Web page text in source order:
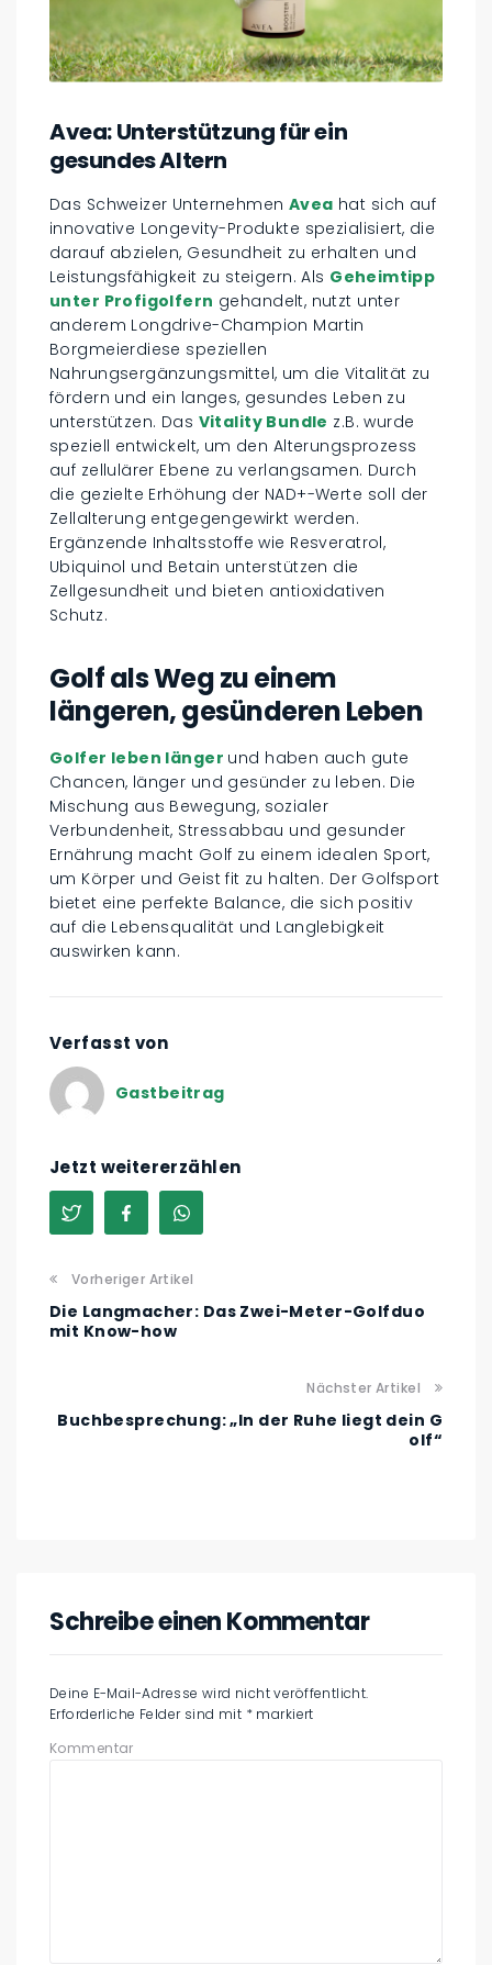
Avea: Unterstützung für ein
gesundes Altern
Das Schweizer Unternehmen Avea hat sich auf
innovative Longevity-Produkte spezialisiert, die
darauf abzielen, Gesundheit zu erhalten und
Leistungsfähigkeit zu steigern. Als Geheimtipp
unter Profigolfern gehandelt, nutzt unter
anderem Longdrive-Champion Martin
Borgmeierdiese speziellen
Nahrungsergänzungsmittel, um die Vitalität zu
fördern und ein langes, gesundes Leben zu
unterstützen. Das Vitality Bundle z.B. wurde
speziell entwickelt, um den Alterungsprozess
auf zellulärer Ebene zu verlangsamen. Durch
die gezielte Erhöhung der NAD+-Werte soll der
Zellalterung entgegengewirkt werden.
Ergänzende Inhaltsstoffe wie Resveratrol,
Ubiquinol und Betain unterstützen die
Zellgesundheit und bieten antioxidativen
Schutz.
Golf als Weg zu einem
längeren, gesünderen Leben
Golfer leben länger und haben auch gute
Chancen, länger und gesünder zu leben. Die
Mischung aus Bewegung, sozialer
Verbundenheit, Stressabbau und gesunder
Ernährung macht Golf zu einem idealen Sport,
um Körper und Geist fit zu halten. Der Golfsport
bietet eine perfekte Balance, die sich positiv
auf die Lebensqualität und Langlebigkeit
auswirken kann.
Verfasst von
Gastbeitrag
Jetzt weitererzählen
Vorheriger Artikel
Die Langmacher: Das Zwei-Meter-Golfduo
mit Know-how
Nächster Artikel
Buchbesprechung: „In der Ruhe liegt dein G
olf“
Schreibe einen Kommentar
Deine E-Mail-Adresse wird nicht veröffentlicht.
Erforderliche Felder sind mit * markiert
Kommentar